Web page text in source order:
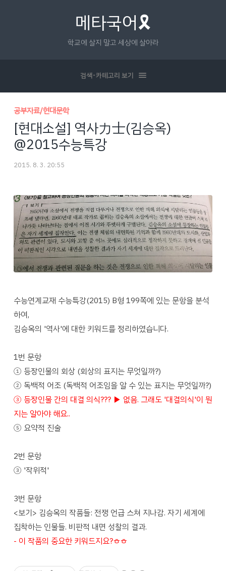
메타국어🎗
학교에 살지 말고 세상에 살아라
검색･카테고리 보기
공부자료/현대문학
[현대소설] 역사力士(김승옥)
@2015수능특강
2015. 8. 3. 20:55
수능연계교재 수능특강(2015) B형 199쪽에 있는 문항을 분석
하여,
김승옥의 '역사'에 대한 키워드를 정리하였습니다.
1번 문항
① 등장인물의 회상 (회상의 표지는 무엇일까?)
② 독백적 어조 (독백적 어조임을 알 수 있는 표지는 무엇일까?)
③ 등장인물 간의 대결 의식??? ▶ 없음. 그래도 '대결의식'이 뭔
지는 알아야 해요..
⑤ 요약적 진술
2번 문항
③ '작위적'
3번 문항
<보기> 김승옥의 작품들: 전쟁 언급 스쳐 지나감. 자기 세계에
집착하는 인물들. 비판적 내면 성찰의 결과.
- 이 작품의 중요한 키워드지요?ㅎㅎ